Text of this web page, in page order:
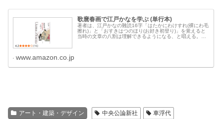
歌麿春画で江戸かなを学ぶ (単行本)
著者は、江戸かなの難読16字「はたかにわけすれ(裸にわ毛
擦れ)」と「おすきはつのほり(お好き初登り)」を覚えると
当時の文章の八割は理解できるようになる、と唱える。
www.amazon.co.jp
アート・建築・デザイン 中央公論新社 車浮代